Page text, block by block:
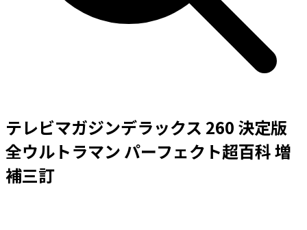
テレビマガジンデラックス 260 決定版
全ウルトラマン パーフェクト超百科 増
補三訂